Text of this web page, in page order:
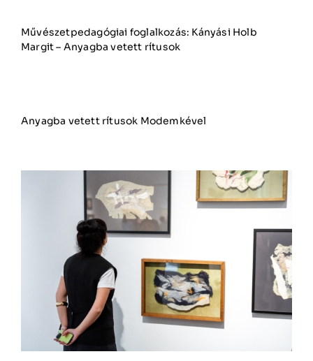
Művészetpedagógiai foglalkozás: Kányási Holb
Margit – Anyagba vetett rítusok
Anyagba vetett rítusok Modemkével